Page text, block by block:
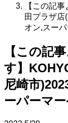
【この記
田プラザ店
オン,スー
【この記
す】
尼崎市
ーパーマ